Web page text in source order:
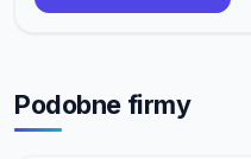
Podobne firmy